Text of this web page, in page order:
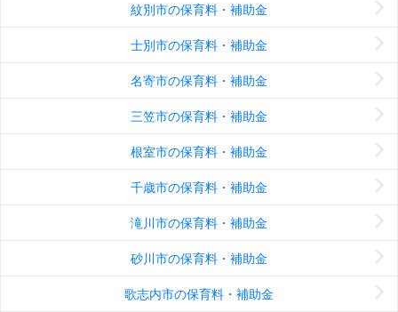
紋別市の保育料・補助金
士別市の保育料・補助金
名寄市の保育料・補助金
三笠市の保育料・補助金
根室市の保育料・補助金
千歳市の保育料・補助金
滝川市の保育料・補助金
砂川市の保育料・補助金
歌志内市の保育料・補助金